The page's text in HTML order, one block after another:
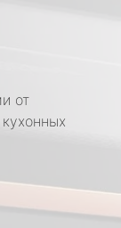
от